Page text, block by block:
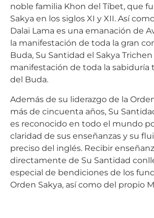
noble familia Khon del Tíbet, que
Sakya en los siglos XI y XII. Así
Dalai Lama es una emanación de
la manifestación de toda la gran
Buda, Su Santidad el Sakya Trichen
manifestación de toda la sabiduría
del Buda.
Además de su liderazgo de la
más de cincuenta años, Su
es reconocido en todo el mundo
claridad de sus enseñanzas y su
preciso del inglés. Recibir
directamente de Su Santidad
especial de bendiciones de los
Orden Sakya, así como del propio